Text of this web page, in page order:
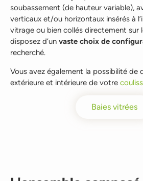
soubassement (de hauteur variable),
verticaux et/ou horizontaux insérés à
vitrage ou bien collés directement sur
disposez d’un vaste choix de
recherché.
Vous avez également la possibilité de
extérieure et intérieure de votre
Baies vitrées